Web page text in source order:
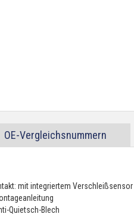
OE-Vergleichsnummern
mit integriertem Verschleißsensor
Quietsch-Blech